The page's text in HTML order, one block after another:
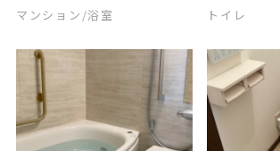
マンション /浴室
トイレ